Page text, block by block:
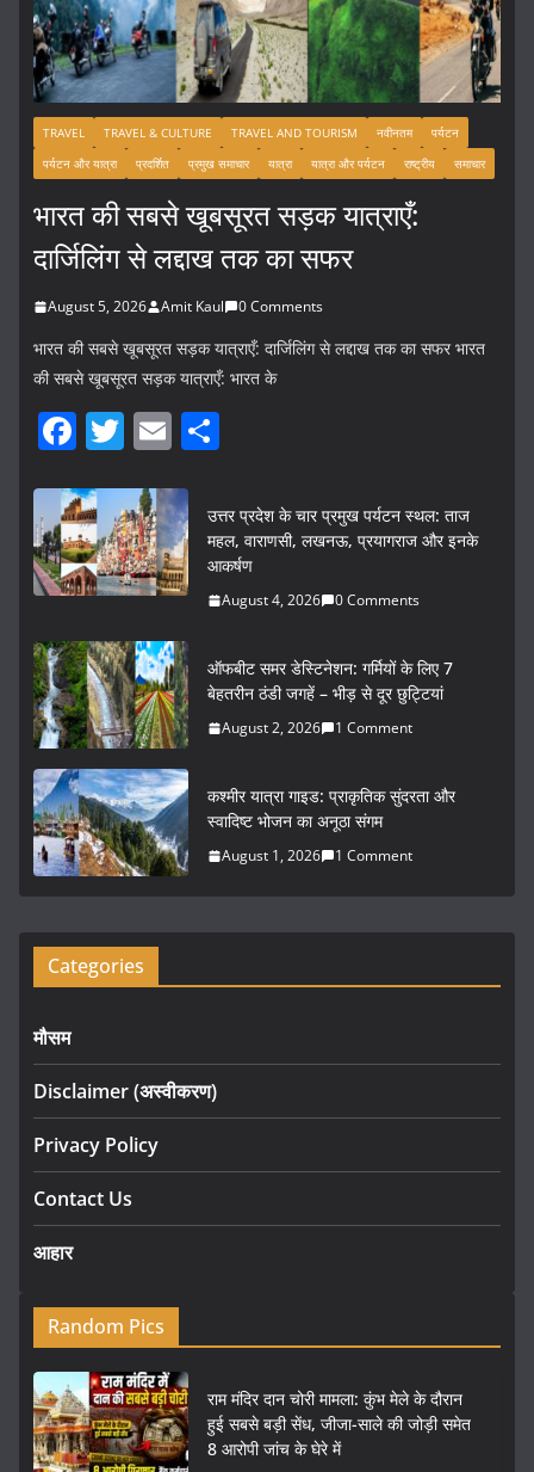
TRAVEL TRAVEL & CULTURE TRAVEL AND TOURISM नवीनतम
पर्यटन
पर्यटन और यात्रा
प्रदर्शित प्रमुख समाचार यात्रा यात्रा और पर्यटन राष्ट्रीय समाचार
भारत की सबसे खूबसूरत सड़क यात्राएँ:
दार्जिलिंग से लद्दाख तक का सफर
August 5, 2026 Amit Kaul 0 Comments
भारत की सबसे खूबसूरत सड़क यात्राएँ: दार्जिलिंग से लद्दाख तक का सफर भारत
की सबसे खूबसूरत सड़क यात्राएँ: भारत के
F
c
e
b
o
k
T
itt
er
E
ai
l
ar
e
उत्तर प्रदेश के चार प्रमुख पर्यटन स्थल: ताज
महल, वाराणसी, लखनऊ, प्रयागराज और इनके
आकर्षण
August 4, 2026 0 Comments
ऑफबीट समर डेस्टिनेशन: गर्मियों के लिए 7
बेहतरीन ठंडी जगहें – भीड़ से दूर छुट्टियां
August 2, 2026 1 Comment
कश्मीर यात्रा गाइड: प्राकृतिक सुंदरता और
स्वादिष्ट भोजन का अनूठा संगम
August 1, 2026 1 Comment
Categories
मौसम
Disclaimer (अस्वीकरण)
Privacy Policy
Contact Us
आहार
Random Pics
राम मंदिर दान चोरी मामला: कुंभ मेले के दौरान
हुई सबसे बड़ी सेंध, जीजा-साले की जोड़ी समेत
8 आरोपी जांच के घेरे में